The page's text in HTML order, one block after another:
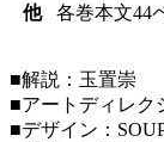
他 各巻本文44
■解説：玉置崇
■アートディレク
■デザイン：